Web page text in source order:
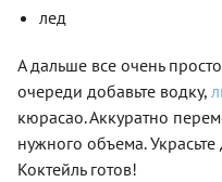
лед
А дальше все очень
очереди добавьте водку,
кюрасао. Аккуратно
нужного объема.
Коктейль готов!